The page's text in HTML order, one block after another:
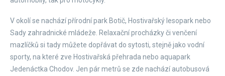
V okolí se nachází přírodní park Botič, Hostivařský lesopark nebo
Sady zahradnické mládeže. Relaxační procházky či venčení
mazlíčků si tady můžete dopřávat do sytosti, stejně jako vodní
sporty, na které zve Hostivařská přehrada nebo aquapark
Jedenáctka Chodov. Jen pár metrů se zde nachází autobusová